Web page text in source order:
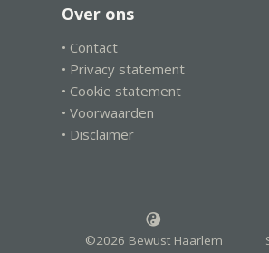
Over ons
• Contact
• Privacy statement
• Cookie statement
• Voorwaarden
• Disclaimer
©2026 Bewust Haarlem